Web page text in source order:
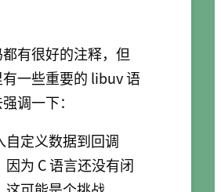
有很好的注释，但
一些重要的 libuv 语
调一下：
自定义数据到回调
因为 C 语言还没有闭